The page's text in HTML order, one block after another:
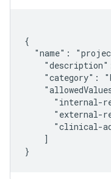
{
"name":
"category":
"internal-
"external-
"clinical-
    ]